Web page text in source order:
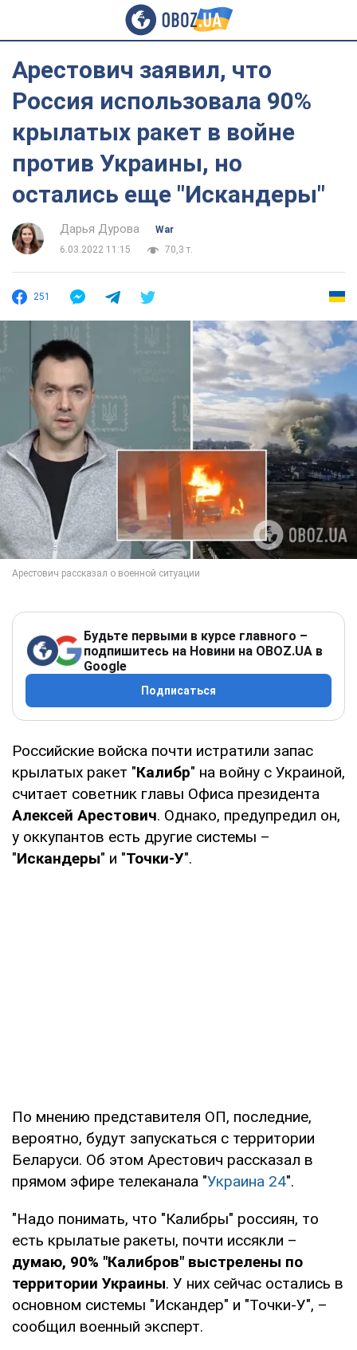
Арестович заявил, что
Россия использовала 90%
крылатых ракет в войне
против Украины, но
остались еще "Искандеры"
Дарья Дурова
War
6.03.2022 11:15
70,3 т.
251
Будьте первыми в курсе главного –
подпишитесь на Новини на OBOZ.UA в
Google
Подписаться
Российские войска почти истратили запас
крылатых ракет "Калибр" на войну с Украиной,
считает советник главы Офиса президента
Алексей Арестович. Однако, предупредил он,
у оккупантов есть другие системы –
"Искандеры" и "Точки-У".
По мнению представителя ОП, последние,
вероятно, будут запускаться с территории
Беларуси. Об этом Арестович рассказал в
прямом эфире телеканала "Украина 24".
"Надо понимать, что "Калибры" россиян, то
есть крылатые ракеты, почти иссякли –
думаю, 90% "Калибров" выстрелены по
территории Украины. У них сейчас остались в
основном системы "Искандер" и "Точки-У", –
сообщил военный эксперт.